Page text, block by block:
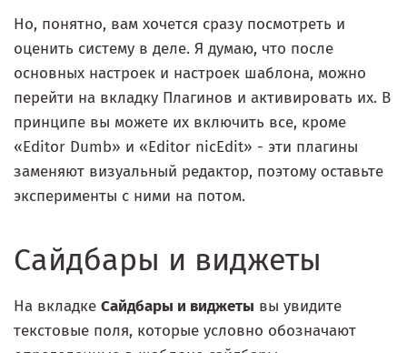
Но, понятно, вам хочется сразу посмотреть и
оценить систему в деле. Я думаю, что после
основных настроек и настроек шаблона, можно
перейти на вкладку Плагинов и активировать их. В
принципе вы можете их включить все, кроме
«Editor Dumb» и «Editor nicEdit» - эти плагины
заменяют визуальный редактор, поэтому оставьте
эксперименты с ними на потом.
Сайдбары и виджеты
На вкладке Сайдбары и виджеты вы увидите
текстовые поля, которые условно обозначают